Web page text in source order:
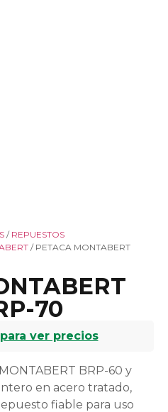
/ REPUESTOS
/ PETACA MONTABERT
70
ver precios
BRP-60 y
en acero tratado,
fiable para uso